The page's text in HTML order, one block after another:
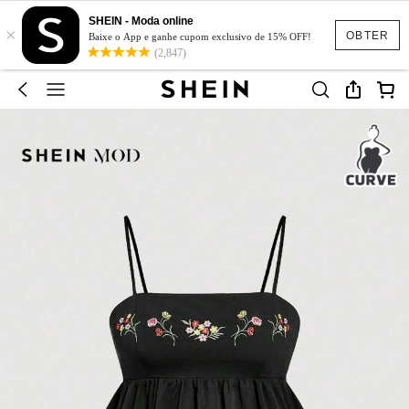
OBTER
×
SHEIN - Moda online
Baixe o App e ganhe cupom exclusivo de 15% OFF!
(2,847)